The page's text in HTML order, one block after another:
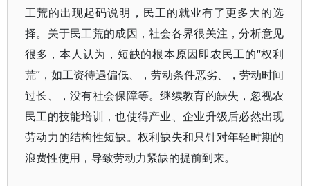
工荒的出现起码说明，民工的就业有了更多大的选
择。关于民工荒的成因，社会各界很关注，分析意见
很多，本人认为，短缺的根本原因即农民工的“权利
荒”，如工资待遇偏低、，劳动条件恶劣、，劳动时间
过长、，没有社会保障等。继续教育的缺失，忽视农
民工的技能培训，也使得产业、企业升级后必然出现
劳动力的结构性短缺。权利缺失和只针对年轻时期的
浪费性使用，导致劳动力紧缺的提前到来。